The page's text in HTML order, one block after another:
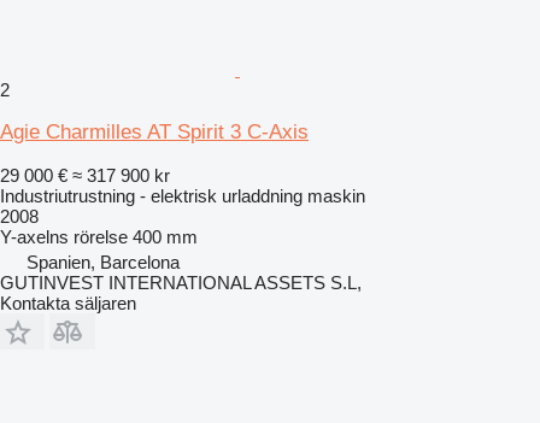
2
Agie Charmilles AT Spirit 3 C-Axis
29 000 € ≈ 317 900 kr
Industriutrustning - elektrisk urladdning maskin
2008
Y-axelns rörelse 400 mm
Spanien, Barcelona
GUTINVEST INTERNATIONAL ASSETS S.L,
Kontakta säljaren